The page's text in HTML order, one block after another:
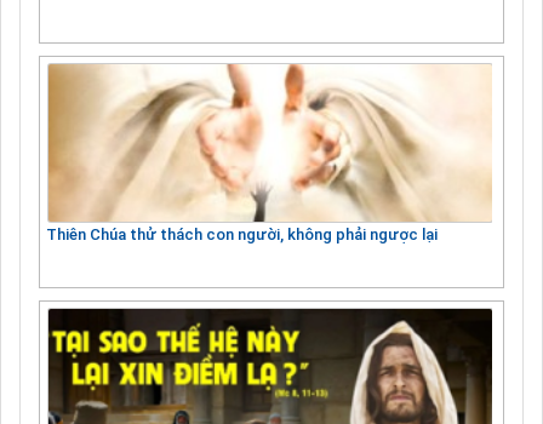
Thiên Chúa thử thách con người, không phải ngược lại